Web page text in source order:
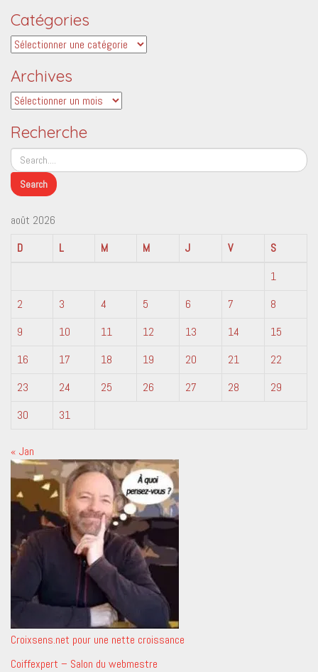
Catégories
Catégories
Archives
Archives
Recherche
août 2026
D
L M M J V
S
1
2
3 4 5 6 7
8
9
10 11 12 13 14
15
16
17 18 19 20 21
22
23
24 25 26 27 28
29
30
31
« Jan
Croixsens.net pour une nette croissance
Coiffexpert – Salon du webmestre